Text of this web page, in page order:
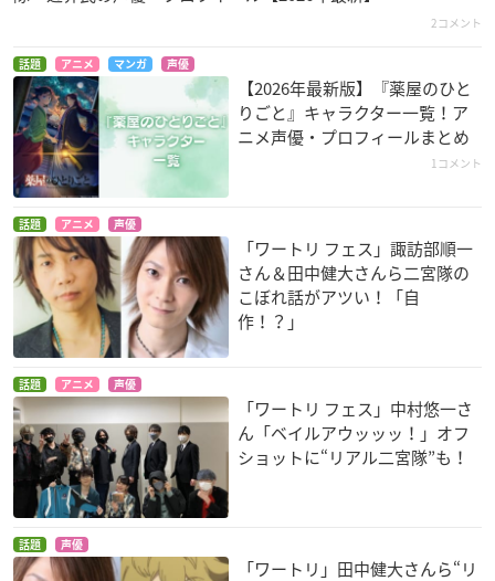
2コメント
話題 アニメ マンガ 声優
【2026年最新版】『薬屋のひと
りごと』キャラクター一覧！ア
ニメ声優・プロフィールまとめ
1コメント
話題 アニメ 声優
「ワートリ フェス」諏訪部順一
さん＆田中健大さんら二宮隊の
こぼれ話がアツい！「自
作！？」
話題 アニメ 声優
「ワートリ フェス」中村悠一さ
ん「ベイルアウッッッ！」オフ
ショットに“リアル二宮隊”も！
話題 声優
「ワートリ」田中健大さんら“リ